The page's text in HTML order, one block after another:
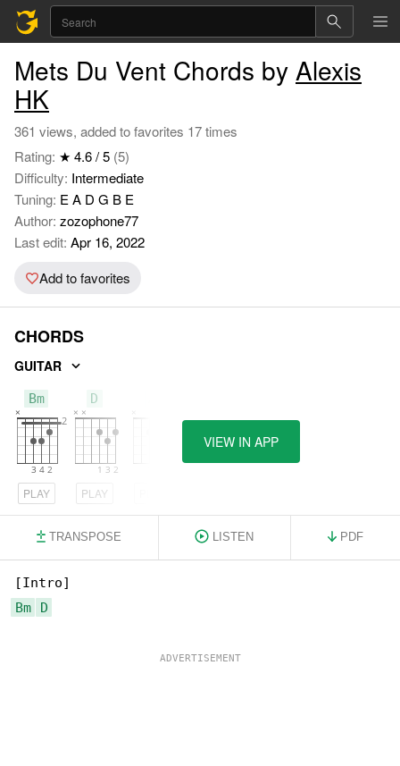
Mets Du Vent Chords by Alexis
HK
361 views, added to favorites 17 times
Rating: ★ 4.6 / 5 (5)
Difficulty: Intermediate
Tuning: E A D G B E
Author: zozophone77
Last edit: Apr 16, 2022
Add to favorites
CHORDS
GUITAR
Bm
PLAY
D
PLAY
VIEW IN APP
TRANSPOSE LISTEN PDF
Bm
D